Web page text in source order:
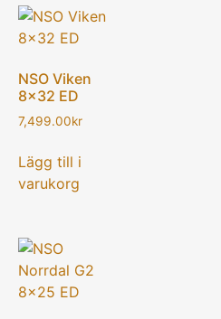
NSO Viken
8×32 ED
7,499.00kr
Lägg till i
varukorg